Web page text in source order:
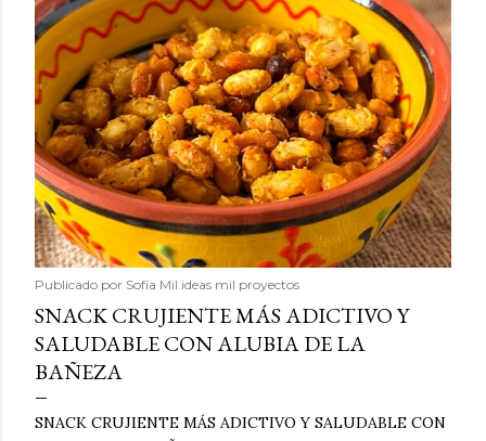
Publicado por Sofía Mil ideas mil proyectos
SNACK CRUJIENTE MÁS ADICTIVO Y
SALUDABLE CON ALUBIA DE LA
BAÑEZA
SNACK CRUJIENTE MÁS ADICTIVO Y SALUDABLE CON